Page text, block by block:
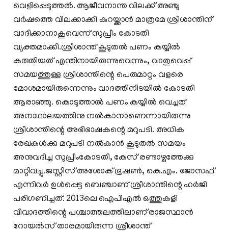
വെളിപ്പെടുത്തൽ‌. ആജീവനാന്ത വിലക്ക് അഞ്ചു
വർഷത്തെ വിലക്കാക്കി കുറയ്ക്കാൻ മാത്രമേ ശ്രീശാന്തിന്
വാദിക്കാനാകൂവെന്ന് സുപ്രീം കോടതി
വ്യക്തമാക്കി.ശ്രീശാന്ത് കൂടുതൽ പണം കയ്യിൽ
കരുതിയത് എന്തിനായിരുന്നുവെന്നും, വാതുവെപ്പ്
സമയത്തുള്ള ശ്രീശാന്തിന്റെ പെരുമാറ്റം വളരെ
മോശമായിരുന്നെന്നും വാദത്തിനിടയിൽ കോടതി
ആരാഞ്ഞു. കൊടുത്താൽ പണം കയ്യിൽ വെച്ചത്
അനാഥാലയത്തിനു നൽകാനാണെന്നായിരുന്നു
ശ്രീശാന്തിന്റെ അഭിഭാഷകന്റെ മറുപടി. അധിക
രേഖകൾക്കു മറുപടി നൽകാൻ കൂടുതൽ സമയം
അനുവദിച്ച സുപ്രീംകോടതി, കേസ് രണ്ടാഴ്ചത്തേക്കു
മാറ്റിവച്ചു.ജസ്റ്റിസ് അശോക് ഭൂഷൺ, കെ.എം. ജോസഫ്
എന്നിവർ ഉൾപ്പെട്ട ബെഞ്ചാണ് ശ്രീശാന്തിന്റെ ഹർജി
പരിഗണിച്ചത്. 2013ലെ ഐപിഎൽ ഒത്തുകളി
വിവാദത്തിന്റെ പശ്ചാത്തലത്തിലാണ് രാജസ്ഥാൻ
റോയൽസ് താരമായിരുന്ന ശ്രീശാന്ത്